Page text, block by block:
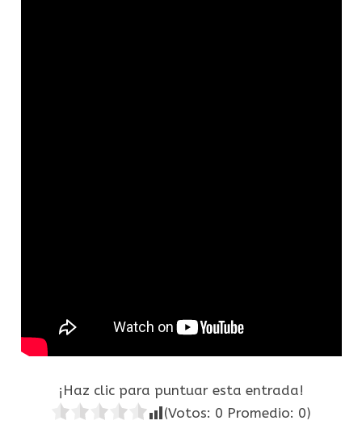
¡Haz clic para puntuar esta entrada!
(Votos: 0 Promedio: 0)